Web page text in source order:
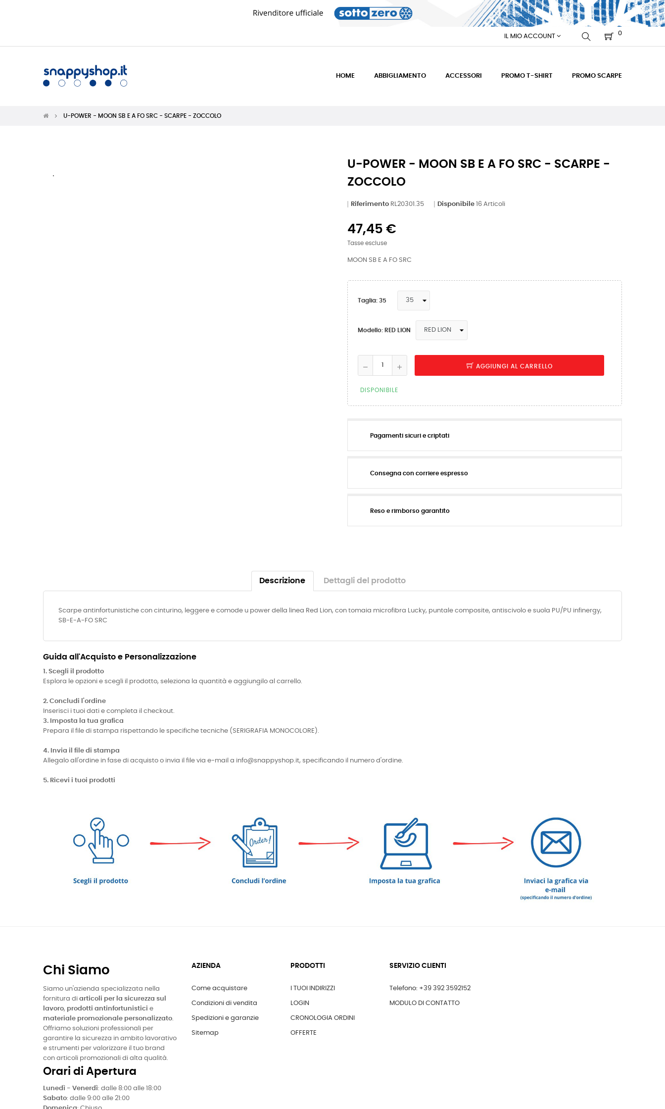
IL MIO ACCOUNT 0
HOME ABBIGLIAMENTO ACCESSORI PROMO T-SHIRT PROMO SCARPE
U-POWER - MOON SB E A FO SRC - SCARPE - ZOCCOLO
U-POWER - MOON SB E A FO SRC - SCARPE -
ZOCCOLO
Riferimento RL20301.35 Disponibile 16 Articoli
47,45 €
Tasse escluse
MOON SB E A FO SRC
Taglia: 35
Modello: RED LION
AGGIUNGI AL CARRELLO
DISPONIBILE
Pagamenti sicuri e criptati
Consegna con corriere espresso
Reso e rimborso garantito
Descrizione Dettagli del prodotto
Scarpe antinfortunistiche con cinturino, leggere e comode u power della linea Red Lion, con tomaia microfibra Lucky, puntale composite, antiscivolo e suola PU/PU infinergy,
SB-E-A-FO SRC
Guida all'Acquisto e Personalizzazione
1. Scegli il prodotto
Esplora le opzioni e scegli il prodotto, seleziona la quantità e aggiungilo al carrello.
2. Concludi l'ordine
Inserisci i tuoi dati e completa il checkout.
3. Imposta la tua grafica
Prepara il file di stampa rispettando le specifiche tecniche (SERIGRAFIA MONOCOLORE).
4. Invia il file di stampa
Allegalo all'ordine in fase di acquisto o invia il file via e-mail a info@snappyshop.it, specificando il numero d'ordine.
5. Ricevi i tuoi prodotti
Chi Siamo
Siamo un'azienda specializzata nella
fornitura di articoli per la sicurezza sul
lavoro, prodotti antinfortunistici e
materiale promozionale personalizzato.
Offriamo soluzioni professionali per
garantire la sicurezza in ambito lavorativo
e strumenti per valorizzare il tuo brand
con articoli promozionali di alta qualità.
Orari di Apertura
Lunedì - Venerdì: dalle 8:00 alle 18:00
Sabato: dalle 9:00 alle 21:00
AZIENDA
Come acquistare
Condizioni di vendita
Spedizioni e garanzie
Sitemap
PRODOTTI
I TUOI INDIRIZZI
LOGIN
CRONOLOGIA ORDINI
OFFERTE
SERVIZIO CLIENTI
Telefono: +39 392 3592152
MODULO DI CONTATTO